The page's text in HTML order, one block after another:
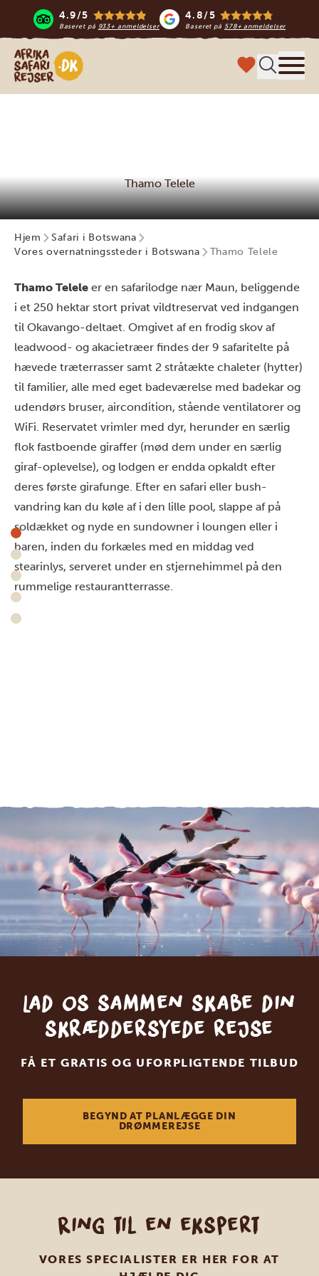
4.9/5
Baseret på 933+ anmeldelser
4.8/5
Baseret på 578+ anmeldelser
Safari-rejser i Afrika
Thamo Telele
Hjem
Safari i Botswana
Vores overnatningssteder i Botswana
Thamo Telele
Thamo Telele er en safarilodge nær Maun, beliggende
i et 250 hektar stort privat vildtreservat ved indgangen
til Okavango-deltaet. Omgivet af en frodig skov af
leadwood- og akacietræer findes der 9 safaritelte på
hævede træterrasser samt 2 stråtækte chaleter (hytter)
til familier, alle med eget badeværelse med badekar og
udendørs bruser, aircondition, stående ventilatorer og
WiFi. Reservatet vrimler med dyr, herunder en særlig
flok fastboende giraffer (mød dem under en særlig
giraf-oplevelse), og lodgen er endda opkaldt efter
deres første girafunge. Efter en safari eller bush-
vandring kan du køle af i den lille pool, slappe af på
soldækket og nyde en sundowner i loungen eller i
baren, inden du forkæles med en middag ved
stearinlys, serveret under en stjernehimmel på den
rummelige restaurantterrasse.
Lad os sammen skabe din
skræddersyede rejse
FÅ ET GRATIS OG UFORPLIGTENDE TILBUD
BEGYND AT PLANLÆGGE DIN
DRØMMEREJSE
Ring til en ekspert
VORES SPECIALISTER ER HER FOR AT